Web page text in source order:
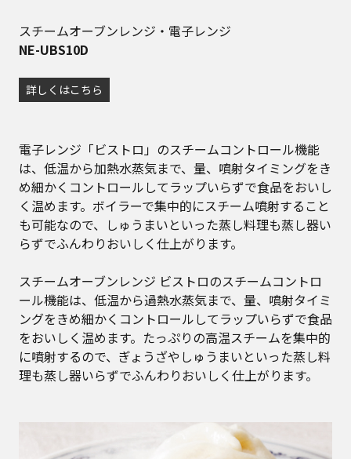
スチームオーブンレンジ・電子レンジ
NE-UBS10D
詳しくはこちら
電子レンジ「ビストロ」のスチームコントロール機能
は、低温から加熱水蒸気まで、量、噴射タイミングをき
め細かくコントロールしてラップいらずで食品をおいし
く温めます。ボイラーで集中的にスチーム噴射すること
も可能なので、しゅうまいといった蒸し料理も蒸し器い
らずでふんわりおいしく仕上がります。
スチームオーブンレンジ ビストロのスチームコントロ
ール機能は、低温から過熱水蒸気まで、量、噴射タイミ
ングをきめ細かくコントロールしてラップいらずで食品
をおいしく温めます。たっぷりの高温スチームを集中的
に噴射するので、ぎょうざやしゅうまいといった蒸し料
理も蒸し器いらずでふんわりおいしく仕上がります。